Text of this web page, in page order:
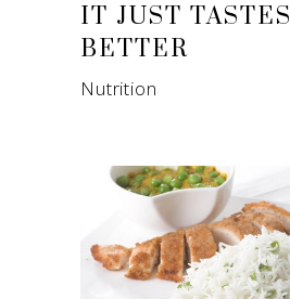
IT JUST TASTES
BETTER
Nutrition